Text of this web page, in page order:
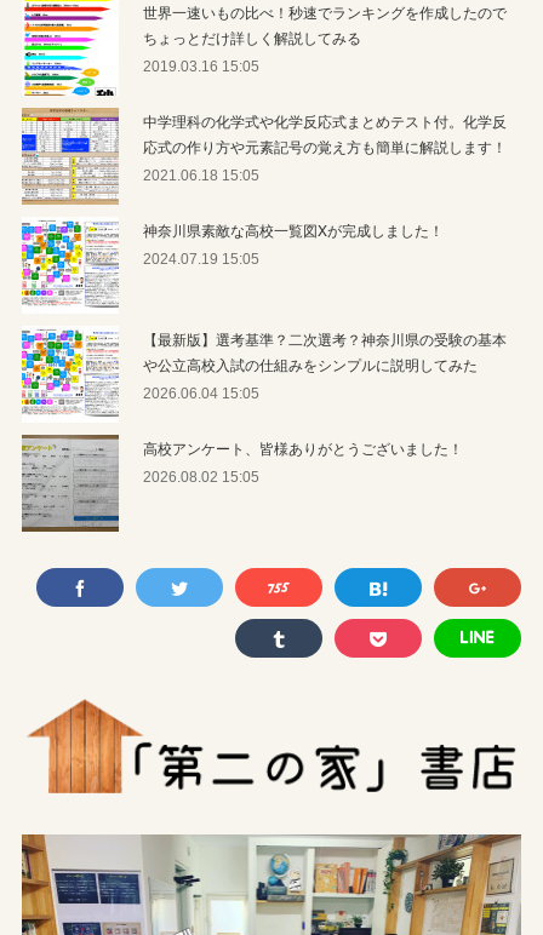
世界一速いもの比べ！秒速でランキングを作成したので
ちょっとだけ詳しく解説してみる
2019.03.16 15:05
中学理科の化学式や化学反応式まとめテスト付。化学反
応式の作り方や元素記号の覚え方も簡単に解説します！
2021.06.18 15:05
神奈川県素敵な高校一覧図Xが完成しました！
2024.07.19 15:05
【最新版】選考基準？二次選考？神奈川県の受験の基本
や公立高校入試の仕組みをシンプルに説明してみた
2026.06.04 15:05
高校アンケート、皆様ありがとうございました！
2026.08.02 15:05